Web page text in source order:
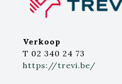
Verkoop
T 02 340 24 73
https://trevi.be/